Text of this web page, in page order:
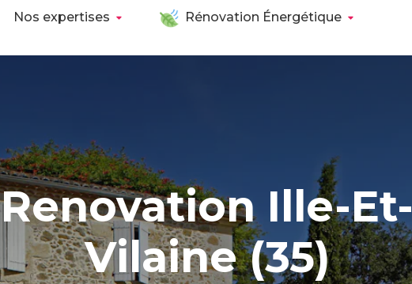
Nos expertises
Rénovation Énergétique
Renovation Ille-Et-
Vilaine (35)